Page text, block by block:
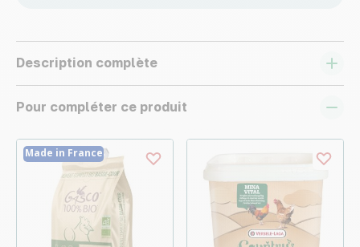
Description complète
Pour compléter ce produit
Made in France